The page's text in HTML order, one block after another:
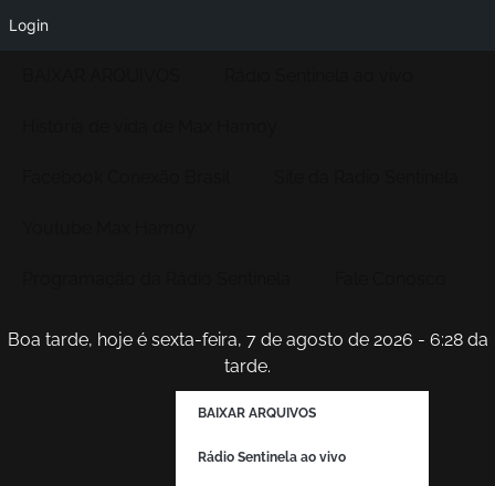
Boa tarde, hoje é sexta-feira, 7 de agosto de 2026 - 6:28 da
tarde.
BAIXAR ARQUIVOS
Rádio Sentinela ao vivo
Login